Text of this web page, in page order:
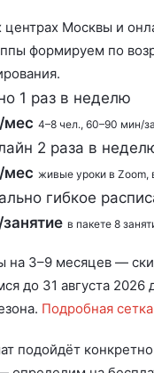
центрах Москвы и
формируем по
1 раз в неделю
мес 4–8 чел., 60–90 мин/
2 раза в
мес живые уроки в Zoom,
гибкое
в пакете 8
на 3–9 месяцев —
до 31 августа
Подробная
подойдёт